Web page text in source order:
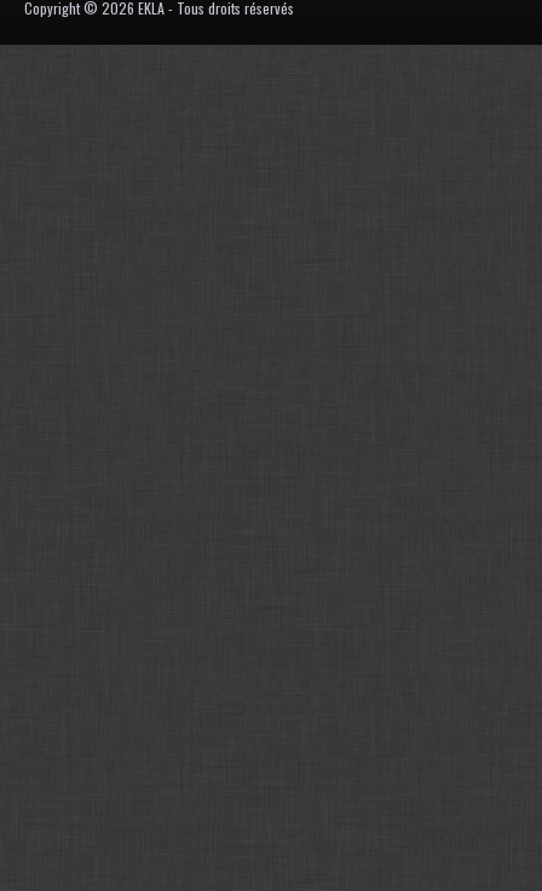
Copyright © 2026 EKLA - Tous droits réservés